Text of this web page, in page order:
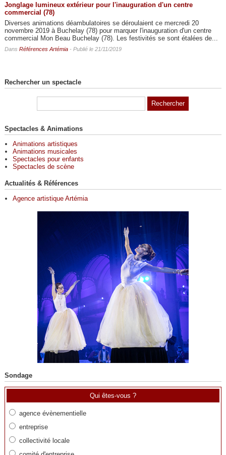
Jonglage lumineux extérieur pour l'inauguration d'un centre
commercial (78)
Diverses animations déambulatoires se déroulaient ce mercredi 20
novembre 2019 à Buchelay (78) pour marquer l'inauguration d'un centre
commercial Mon Beau Buchelay (78). Les festivités se sont étalées de...
Dans Références Artémia- Publié le 21/11/2019
Rechercher un spectacle
Spectacles & Animations
Animations artistiques
Animations musicales
Spectacles pour enfants
Spectacles de scène
Actualités & Références
Agence artistique Artémia
Sondage
Qui êtes-vous ?
agence évènementielle
entreprise
collectivité locale